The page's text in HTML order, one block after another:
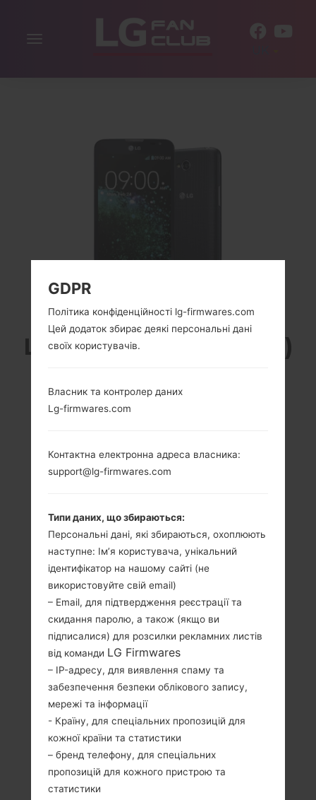
Включити
LG D320F8 (LGD320F8)
4.5 in (~67.8%
480 x 800 пікселів
(~207 щільність
пікселів на дюйм)
124 грам (4.37
унції)
2100 mAh
Snapdragon 400
1GB
Unknown
Квітень, 2014
GDPR
Політика конфіденційності lg-firmwares.com
Цей додаток збирає деякі персональні дані
своїх користувачів.
Власник та контролер даних
Lg-firmwares.com
Контактна електронна адреса власника:
support@lg-firmwares.com
Типи даних, що збираються:
Персональні дані, які збираються, охоплюють
наступне: Ім’я користувача, унікальний
ідентифікатор на нашому сайті (не
використовуйте свій email)
– Email, для підтвердження реєстрації та
скидання паролю, а також (якщо ви
підписалися) для розсилки рекламних листів
від команди LG Firmwares
– IP-адресу, для виявлення спаму та
забезпечення безпеки облікового запису,
мережі та інформації
- Країну, для спеціальних пропозицій для
кожної країни та статистики
– бренд телефону, для спеціальних
пропозицій для кожного пристрою та
статистики